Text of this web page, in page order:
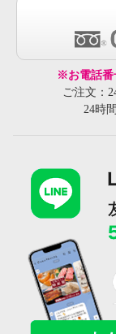
※お電話番
ご注文：
24時